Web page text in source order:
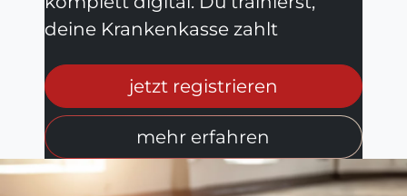
deine Krankenkasse zahlt
jetzt registrieren
mehr erfahren